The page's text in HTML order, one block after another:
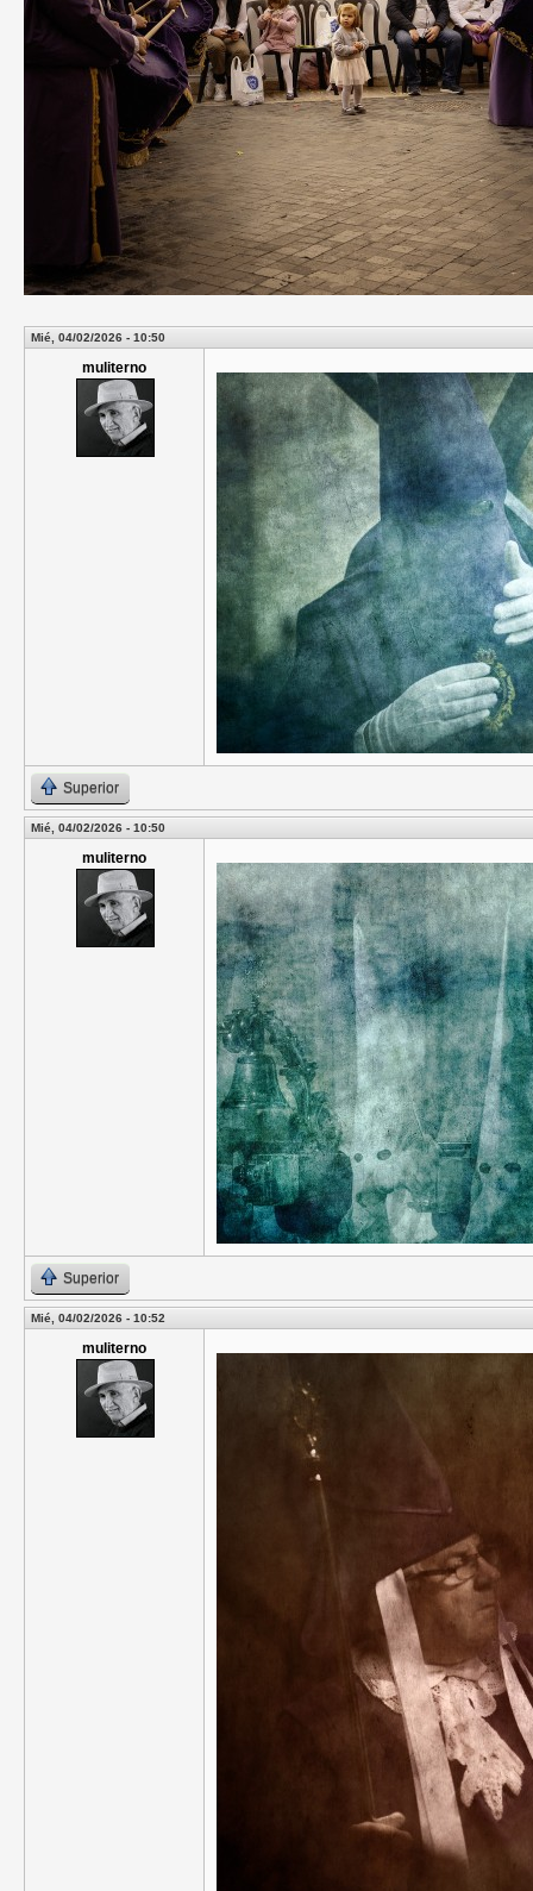
Mié, 04/02/2026 - 10:50
muliterno
Superior
Mié, 04/02/2026 - 10:50
muliterno
Superior
Mié, 04/02/2026 - 10:52
muliterno